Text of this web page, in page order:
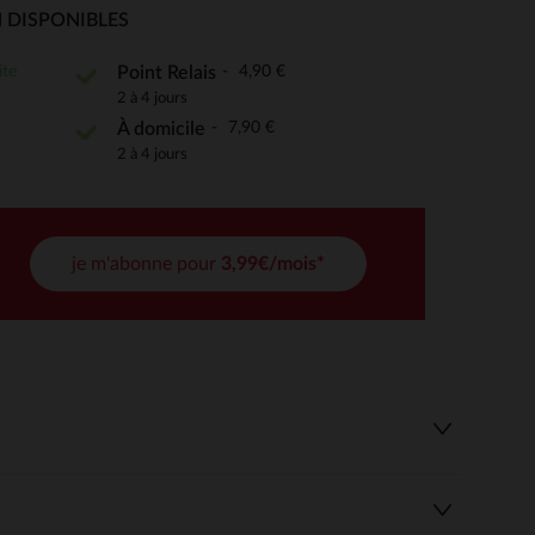
de confidentialité, en garantissant la conformité avec
DISPONIBLES
Point Relais 4,90 €
2 à 4 jours
À domicile 7,90 €
2 à 4 jours
je m'abonne pour 3,99€/mois*